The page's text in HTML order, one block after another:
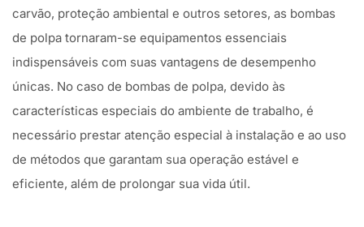
carvão, proteção ambiental e outros setores, as bombas
de polpa tornaram-se equipamentos essenciais
indispensáveis com suas vantagens de desempenho
únicas. No caso de bombas de polpa, devido às
características especiais do ambiente de trabalho, é
necessário prestar atenção especial à instalação e ao uso
de métodos que garantam sua operação estável e
eficiente, além de prolongar sua vida útil.